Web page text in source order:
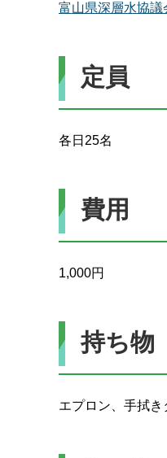
富山県深層水協議
定員
各日25名
費用
1,000円
持ち物
エプロン、手拭き